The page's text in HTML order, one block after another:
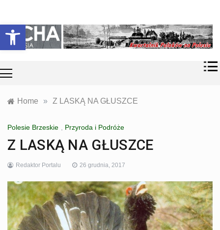
Otwórz pasek narzędzi
content
Echa
Polesia
współczesność
Polaków na
Polesiu.
Home » Z LASKĄ NA GŁUSZCE
Polesie Brzeskie , Przyroda i Podróże
Z LASKĄ NA GŁUSZCE
Redaktor Portalu 26 grudnia, 2017